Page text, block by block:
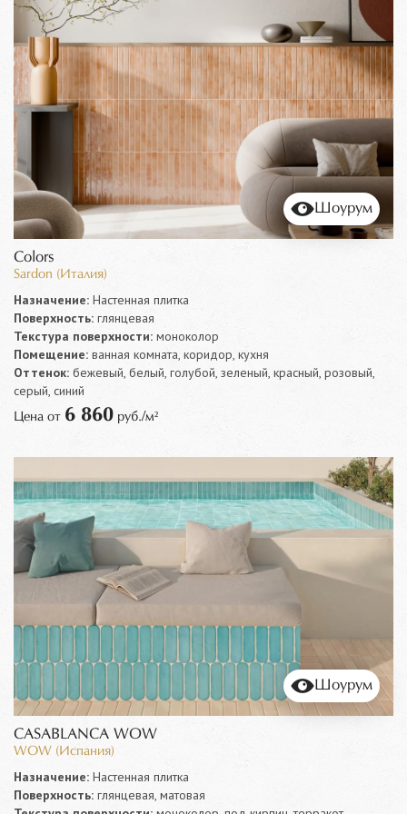
Шоурум
Colors
Sardon (Италия)
Назначение: Настенная плитка
Поверхность: глянцевая
Текстура поверхности: моноколор
Помещение: ванная комната, коридор, кухня
Оттенок: бежевый, белый, голубой, зеленый, красный, розовый,
серый, синий
Цена от 6 860 руб./м²
Шоурум
CASABLANCA WOW
WOW (Испания)
Назначение: Настенная плитка
Поверхность: глянцевая, матовая